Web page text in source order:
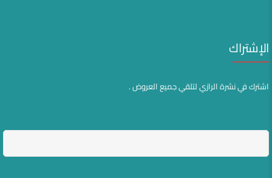
الإشتراك
اشترك في نشرة الرازي لتلقي جميع العروض .